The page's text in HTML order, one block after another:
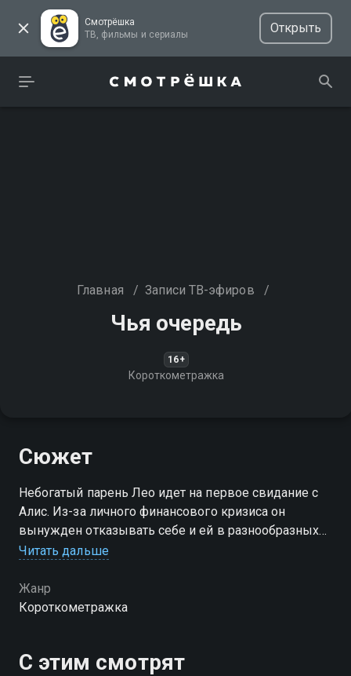
Смотрёшка
ТВ, фильмы и сериалы
Открыть
Главная / Записи ТВ-эфиров /
Чья очередь
16+
Короткометражка
Сюжет
Небогатый парень Лео идет на первое свидание с
Алис. Из-за личного финансового кризиса он
вынужден отказывать себе и ей в разнообразных
удовольствиях, ограничиваясь самым минимумом.
копеечный счет
Читать дальше
Жанр
Короткометражка
С этим смотрят